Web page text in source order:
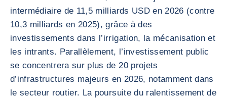
intermédiaire de 11,5 milliards USD en 2026 (contre
10,3 milliards en 2025), grâce à des
investissements dans l’irrigation, la mécanisation et
les intrants. Parallèlement, l’investissement public
se concentrera sur plus de 20 projets
d’infrastructures majeurs en 2026, notamment dans
le secteur routier. La poursuite du ralentissement de